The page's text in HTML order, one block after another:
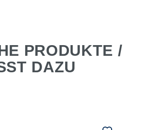
PRODUKTE /
DAZU